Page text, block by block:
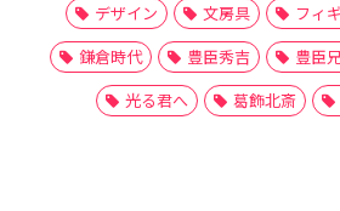
デザイン
文房具 フィ
鎌倉時代
豊臣秀吉 豊臣
光る君へ
葛飾北斎